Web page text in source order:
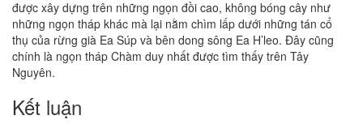
được xây dựng trên những ngọn đồi cao, không bóng cây như
những ngọn tháp khác mà lại nằm chìm lấp dưới những tán cổ
thụ của rừng già Ea Súp và bên dong sông Ea H’leo. Đây cũng
chính là ngọn tháp Chàm duy nhất được tìm thấy trên Tây
Nguyên.
Kết luận